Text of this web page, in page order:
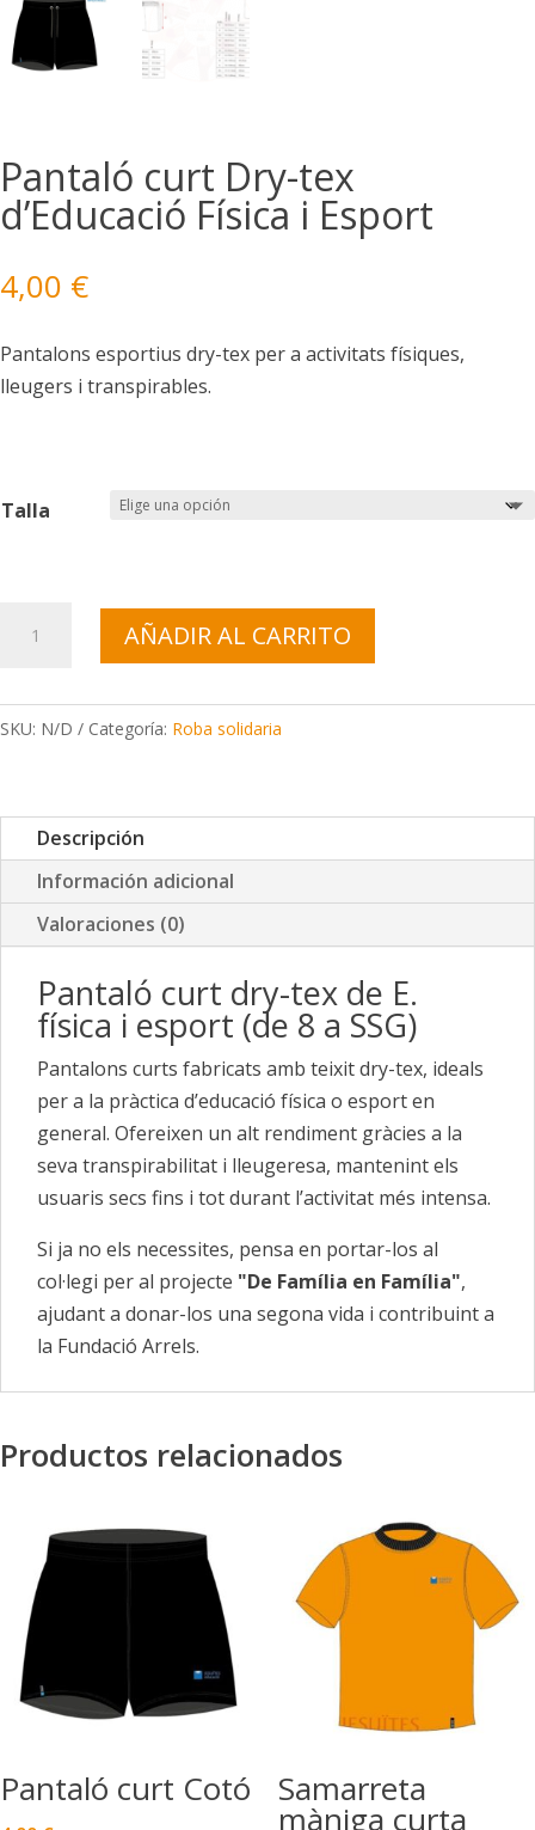
Pantaló curt Dry-tex
d’Educació Física i Esport
4,00 €
Pantalons esportius dry-tex per a activitats físiques,
lleugers i transpirables.
Talla
tex
i
Esport
cantidad
AÑADIR AL CARRITO
SKU: N/D Categoría: Roba solidaria
Descripción
Información adicional
Valoraciones (0)
Pantaló curt dry-tex de E.
física i esport (de 8 a SSG)
Pantalons curts fabricats amb teixit dry-tex, ideals
per a la pràctica d’educació física o esport en
general. Ofereixen un alt rendiment gràcies a la
seva transpirabilitat i lleugeresa, mantenint els
usuaris secs fins i tot durant l’activitat més intensa.
Si ja no els necessites, pensa en portar-los al
col·legi per al projecte "De Família en Família",
ajudant a donar-los una segona vida i contribuint a
la Fundació Arrels.
Productos relacionados
Pantaló curt Cotó Samarreta
màniga curta